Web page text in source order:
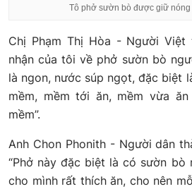
Tô phở sườn bò được giữ nóng
Chị Phạm Thị Hòa - Người Việt
nhận của tôi về phở sườn bò
là ngon, nước súp ngọt, đặc biệt
mềm, mềm tới ăn, mềm vừa
mềm”.
Anh Chon Phonith - Người dân
“Phở này đặc biệt là có sườn bò
cho mình rất thích ăn, cho nên